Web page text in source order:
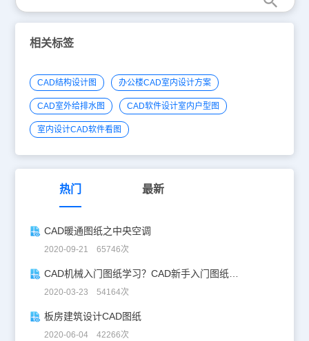
相关标签
CAD结构设计图 办公楼CAD室内设计方案
CAD室外给排水图 CAD软件设计室内户型图
室内设计CAD软件看图
热门 最新
CAD暖通图纸之中央空调
2020-09-21 65746次
CAD机械入门图纸学习？CAD新手入门图纸练习
2020-03-23 54164次
板房建筑设计CAD图纸
2020-06-04 42266次